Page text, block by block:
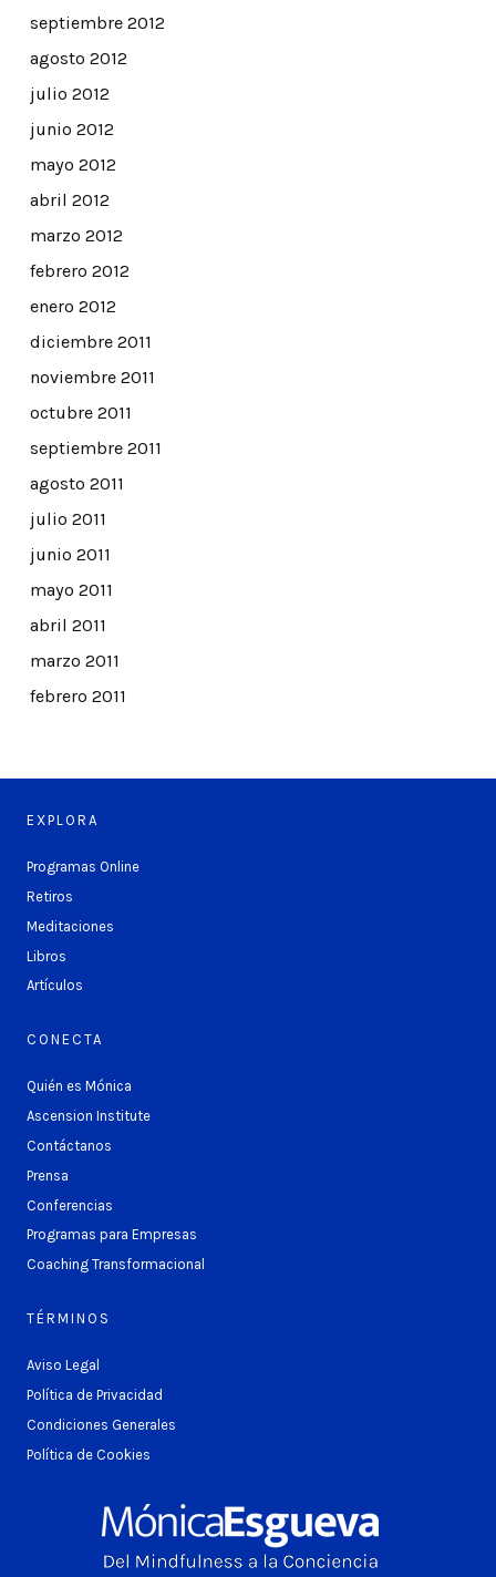
septiembre 2012
agosto 2012
julio 2012
junio 2012
mayo 2012
abril 2012
marzo 2012
febrero 2012
enero 2012
diciembre 2011
noviembre 2011
octubre 2011
septiembre 2011
agosto 2011
julio 2011
junio 2011
mayo 2011
abril 2011
marzo 2011
febrero 2011
EXPLORA
Programas Online
Retiros
Meditaciones
Libros
Artículos
CONECTA
Quién es Mónica
Ascension Institute
Contáctanos
Prensa
Conferencias
Programas para Empresas
Coaching Transformacional
TÉRMINOS
Aviso Legal
Política de Privacidad
Condiciones Generales
Política de Cookies